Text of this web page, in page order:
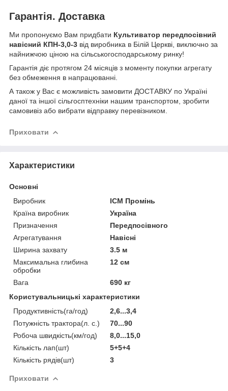
Гарантія. Доставка
Ми пропонуємо Вам придбати Культиватор передпосівний
навісний КПН-3,0-3 від виробника в Білій Церкві, виключно за
найнижчою ціною на сільськогосподарському ринку!
Гарантія діє протягом 24 місяців з моменту покупки агрегату
без обмеження в напрацюванні.
А також у Вас є можливість замовити ДОСТАВКУ по Україні
даної та іншої сільгосптехніки нашим транспортом, зробити
самовивіз або вибрати відправку перевізником.
Приховати
Характеристики
Основні
Виробник
ІСМ Промінь
Країна виробник
Україна
Призначення
Передпосівного
Агрегатування
Навісні
Ширина захвату
3.5 м
Максимальна глибина
обробки
12 см
Вага
690 кг
Користувальницькі характеристики
Продуктивність(га/год)
2,6...3,4
Потужність трактора(л. с.)
70...90
Робоча швидкість(км/год)
8,0...15,0
Кількість лап(шт)
5+5+4
Кількість рядів(шт)
3
Приховати